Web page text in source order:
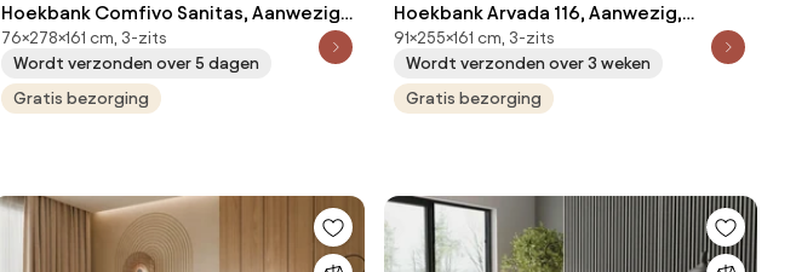
Hoekbank Comfivo Sanitas, Aanwezig,
Aanwezig, 278x161x76cm, 119 kg, Poten:
Kunststof
76×278×161 cm, 3-zits
Wordt verzonden over 5 dagen
Gratis bezorging
Hoekbank Arvada 116, Aanwezig,
Aanwezig, 255x161x91cm, 111 kg, Poten:
Kunststof
91×255×161 cm, 3-zits
Wordt verzonden over 3 weken
Gratis bezorging